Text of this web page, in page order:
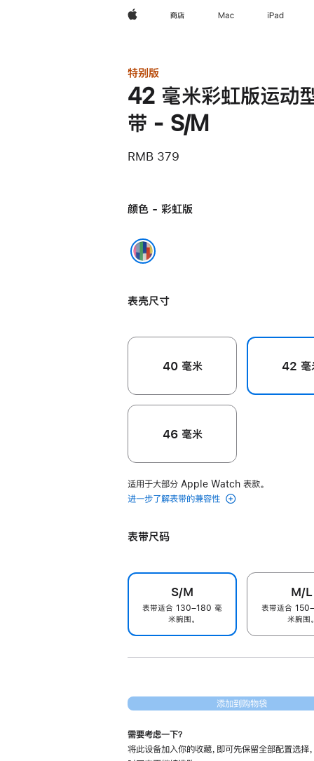
Apple 商店 Mac iPad
特别版
42 毫米彩虹版运动
带 - S/M
RMB 379
颜色 - 彩虹版
表壳尺寸
40 毫米 42 毫
46 毫米
适用于大部分 Apple Watch 表款。
进一步了解表带的兼容性
表带尺码
S/M
表带适合 130–180 毫
米腕围。
M/L
表带适合
米腕围
添加到购物袋
需要考虑一下？
将此设备加入你的收藏，即可先保留全部配置选择